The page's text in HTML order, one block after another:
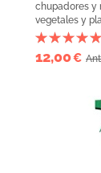
chupadores y
vegetales y
12,00€